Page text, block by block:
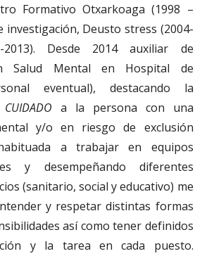
Formativo Otxarkoaga (1998 –
investigación, Deusto stress (2004-
Desde 2014 auxiliar de
Salud Mental en Hospital de
eventual), destacando la
CUIDADO a la persona con una
y/o en riesgo de exclusión
a trabajar en equipos
y desempeñando diferentes
(sanitario, social y educativo) me
y respetar distintas formas
así como tener definidos
y la tarea en cada puesto.